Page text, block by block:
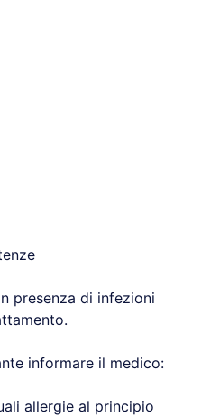
presenza di infezioni
informare il medico:
allergie al principio